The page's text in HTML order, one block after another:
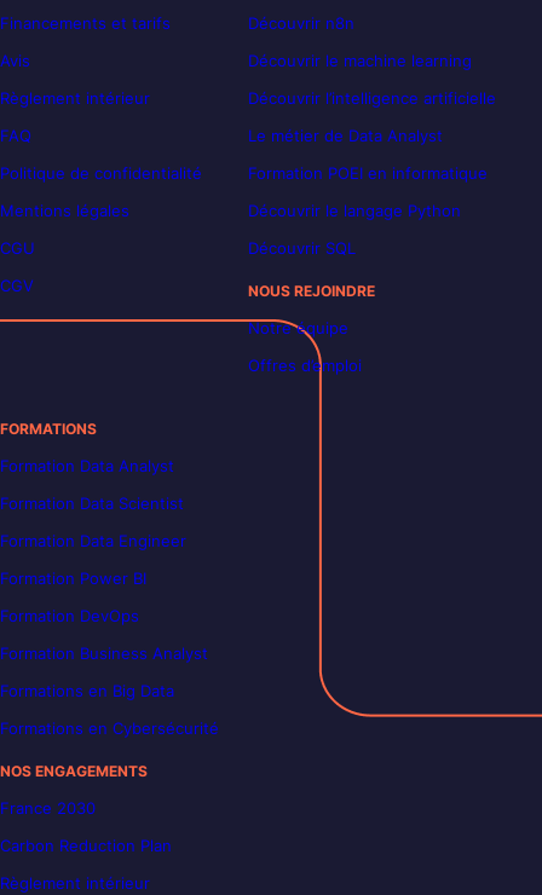
Financements et tarifs
Avis
Règlement intérieur
FAQ
Politique de confidentialité
Mentions légales
CGU
CGV
Découvrir n8n
Découvrir le machine learning
Découvrir l’intelligence artificielle
Le métier de Data Analyst
Formation POEI en informatique
Découvrir le langage Python
Découvrir SQL
NOUS REJOINDRE
Notre équipe
Offres d’emploi
FORMATIONS
Formation Data Analyst
Formation Data Scientist
Formation Data Engineer
Formation Power BI
Formation DevOps
Formation Business Analyst
Formations en Big Data
Formations en Cybersécurité
NOS ENGAGEMENTS
France 2030
Carbon Reduction Plan
Règlement intérieur